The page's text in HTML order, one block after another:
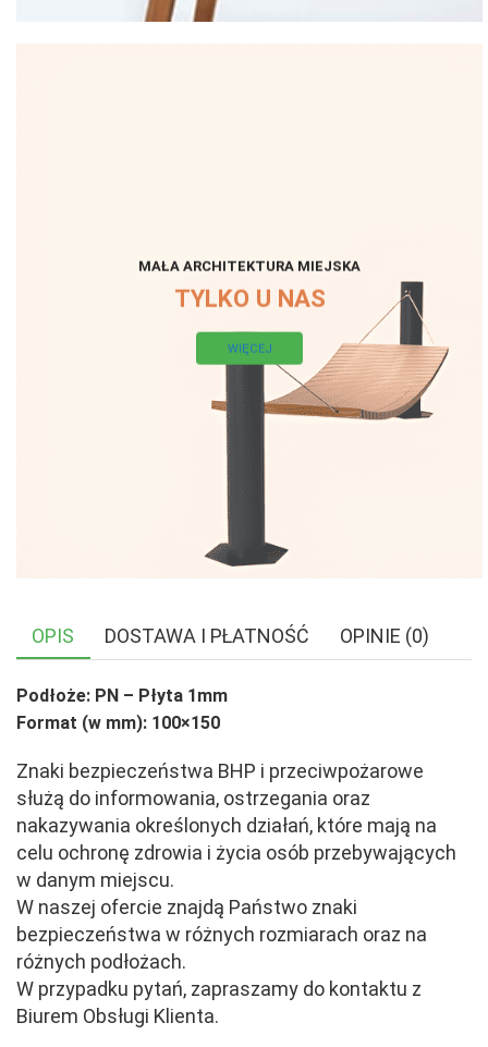
MAŁA ARCHITEKTURA MIEJSKA
TYLKO U NAS
WIĘCEJ
OPIS DOSTAWA I PŁATNOŚĆ OPINIE (0)
Podłoże: PN – Płyta 1mm
Format (w mm): 100×150
Znaki bezpieczeństwa BHP i przeciwpożarowe
służą do informowania, ostrzegania oraz
nakazywania określonych działań, które mają na
celu ochronę zdrowia i życia osób przebywających
w danym miejscu.
W naszej ofercie znajdą Państwo znaki
bezpieczeństwa w różnych rozmiarach oraz na
różnych podłożach.
W przypadku pytań, zapraszamy do kontaktu z
Biurem Obsługi Klienta.